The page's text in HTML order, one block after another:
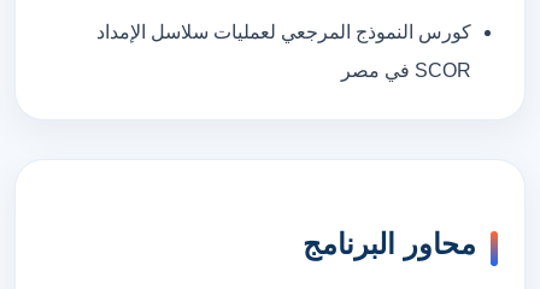
كورس النموذج المرجعي لعمليات سلاسل الإمداد
SCOR في مصر
محاور البرنامج